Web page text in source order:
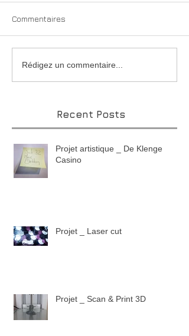
Commentaires
Rédigez un commentaire...
Recent Posts
Projet artistique _ De Klenge
Casino
Projet _ Laser cut
Projet _ Scan & Print 3D